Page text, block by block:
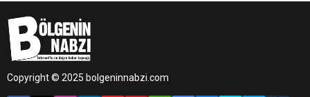
Copyright © 2025 bolgeninnabzi.com